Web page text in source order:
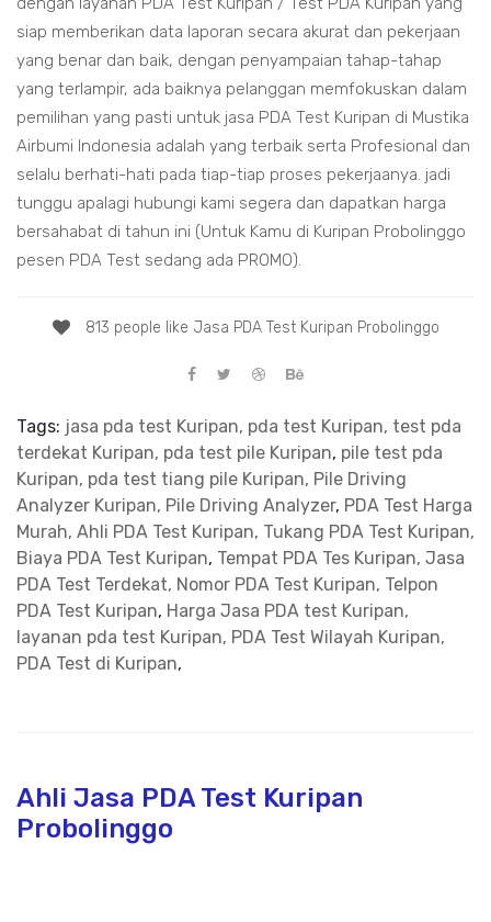
siap memberikan data laporan secara akurat dan pekerjaan
yang benar dan baik, dengan penyampaian tahap-tahap
yang terlampir, ada baiknya pelanggan memfokuskan dalam
pemilihan yang pasti untuk jasa PDA Test Kuripan di Mustika
Airbumi Indonesia adalah yang terbaik serta Profesional dan
selalu berhati-hati pada tiap-tiap proses pekerjaanya. jadi
tunggu apalagi hubungi kami segera dan dapatkan harga
bersahabat di tahun ini (Untuk Kamu di Kuripan Probolinggo
pesen PDA Test sedang ada PROMO).
813 people like Jasa PDA Test Kuripan Probolinggo
Tags: jasa pda test Kuripan, pda test Kuripan, test pda
terdekat Kuripan, pda test pile Kuripan, pile test pda
Kuripan, pda test tiang pile Kuripan, Pile Driving
Analyzer Kuripan, Pile Driving Analyzer, PDA Test Harga
Murah, Ahli PDA Test Kuripan, Tukang PDA Test Kuripan,
Biaya PDA Test Kuripan, Tempat PDA Tes Kuripan, Jasa
PDA Test Terdekat, Nomor PDA Test Kuripan, Telpon
PDA Test Kuripan, Harga Jasa PDA test Kuripan,
layanan pda test Kuripan, PDA Test Wilayah Kuripan,
PDA Test di Kuripan,
Ahli Jasa PDA Test Kuripan
Probolinggo